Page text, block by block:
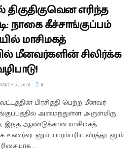
திகுதிகுவென எரிந்த
நாகை கீச்சாங்குப்பம்
மாசிமகத்
மீனவர்களின் சிலிர்க்க
4, 2026 0
பிரசித்தி பெற்ற மீனவர்
அமைந்துள்ள அருள்மிகு
இந்த ஆண்டுக்கான மாசிமகத்
உணர்வுடனும், பாரம்பரிய வீரத்துடனும்
...